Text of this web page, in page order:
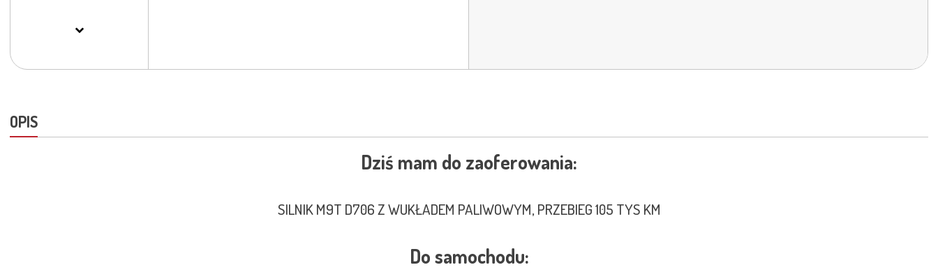
OPIS
Dziś mam do zaoferowania:
SILNIK M9T D706 Z WUKŁADEM PALIWOWYM, PRZEBIEG 105 TYS KM
Do samochodu: